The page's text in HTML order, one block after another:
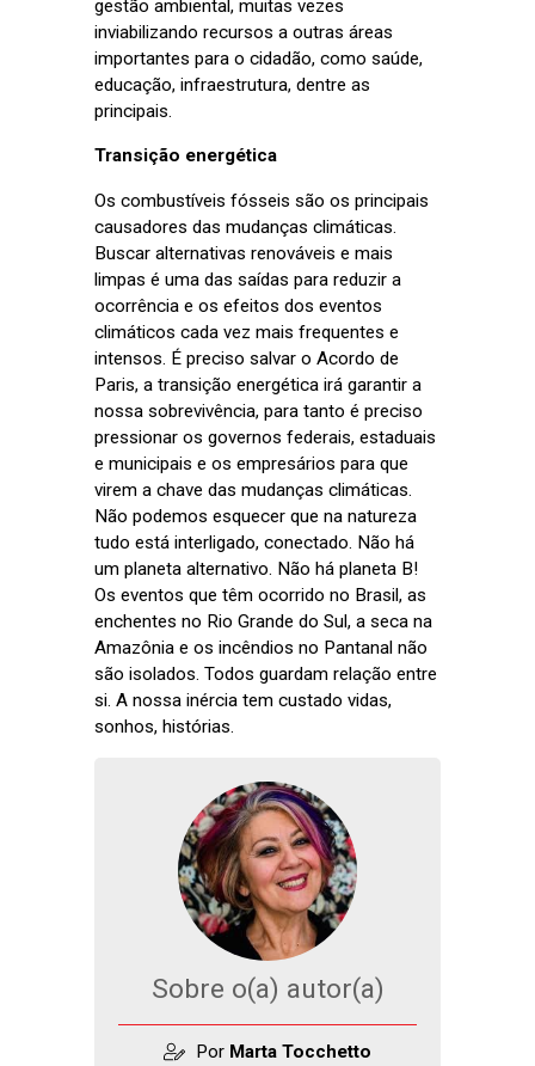
gestão ambiental, muitas vezes
inviabilizando recursos a outras áreas
importantes para o cidadão, como saúde,
educação, infraestrutura, dentre as
principais.
Transição energética
Os combustíveis fósseis são os principais
causadores das mudanças climáticas.
Buscar alternativas renováveis e mais
limpas é uma das saídas para reduzir a
ocorrência e os efeitos dos eventos
climáticos cada vez mais frequentes e
intensos. É preciso salvar o Acordo de
Paris, a transição energética irá garantir a
nossa sobrevivência, para tanto é preciso
pressionar os governos federais, estaduais
e municipais e os empresários para que
virem a chave das mudanças climáticas.
Não podemos esquecer que na natureza
tudo está interligado, conectado. Não há
um planeta alternativo. Não há planeta B!
Os eventos que têm ocorrido no Brasil, as
enchentes no Rio Grande do Sul, a seca na
Amazônia e os incêndios no Pantanal não
são isolados. Todos guardam relação entre
si. A nossa inércia tem custado vidas,
sonhos, histórias.
Sobre o(a) autor(a)
Por Marta Tocchetto